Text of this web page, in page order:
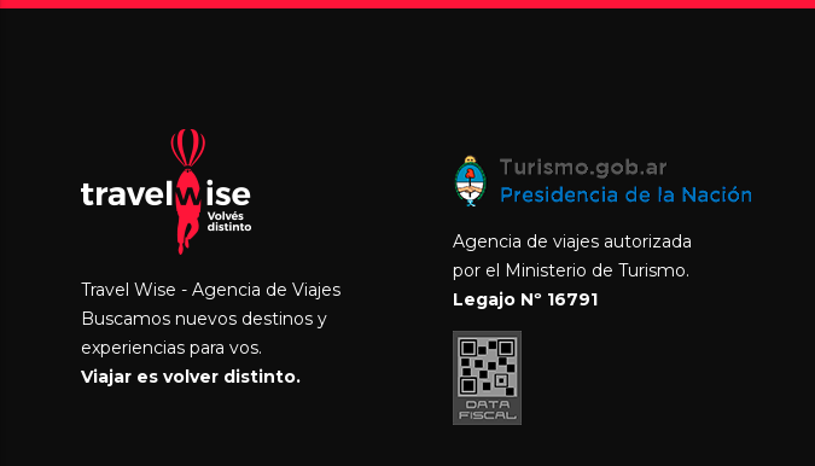
Travel Wise - Agencia de Viajes
Buscamos nuevos destinos y
experiencias para vos.
Viajar es volver distinto.
Agencia de viajes autorizada
por el Ministerio de Turismo.
Legajo Nº 16791